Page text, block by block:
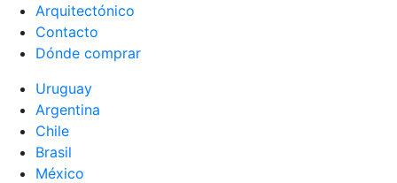
Arquitectónico
Contacto
Dónde comprar
Uruguay
Argentina
Chile
Brasil
México